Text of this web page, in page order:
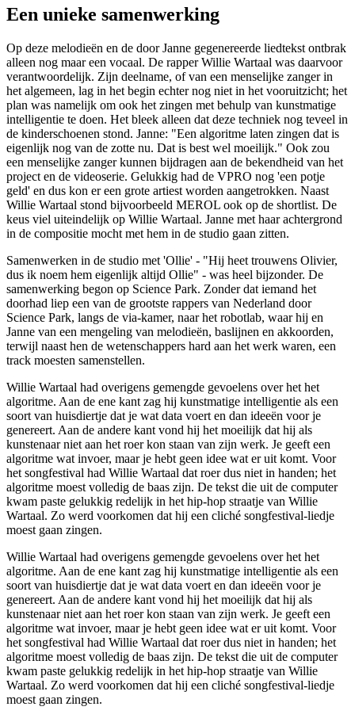
Een unieke samenwerking
Op deze melodieën en de door Janne gegenereerde liedtekst ontbrak
alleen nog maar een vocaal. De rapper Willie Wartaal was daarvoor
verantwoordelijk. Zijn deelname, of van een menselijke zanger in
het algemeen, lag in het begin echter nog niet in het vooruitzicht; het
plan was namelijk om ook het zingen met behulp van kunstmatige
intelligentie te doen. Het bleek alleen dat deze techniek nog teveel in
de kinderschoenen stond. Janne: "Een algoritme laten zingen dat is
eigenlijk nog van de zotte nu. Dat is best wel moeilijk." Ook zou
een menselijke zanger kunnen bijdragen aan de bekendheid van het
project en de videoserie. Gelukkig had de VPRO nog 'een potje
geld' en dus kon er een grote artiest worden aangetrokken. Naast
Willie Wartaal stond bijvoorbeeld MEROL ook op de shortlist. De
keus viel uiteindelijk op Willie Wartaal. Janne met haar achtergrond
in de compositie mocht met hem in de studio gaan zitten.
Samenwerken in de studio met 'Ollie' - "Hij heet trouwens Olivier,
dus ik noem hem eigenlijk altijd Ollie" - was heel bijzonder. De
samenwerking begon op Science Park. Zonder dat iemand het
doorhad liep een van de grootste rappers van Nederland door
Science Park, langs de via-kamer, naar het robotlab, waar hij en
Janne van een mengeling van melodieën, baslijnen en akkoorden,
terwijl naast hen de wetenschappers hard aan het werk waren, een
track moesten samenstellen.
Willie Wartaal had overigens gemengde gevoelens over het het
algoritme. Aan de ene kant zag hij kunstmatige intelligentie als een
soort van huisdiertje dat je wat data voert en dan ideeën voor je
genereert. Aan de andere kant vond hij het moeilijk dat hij als
kunstenaar niet aan het roer kon staan van zijn werk. Je geeft een
algoritme wat invoer, maar je hebt geen idee wat er uit komt. Voor
het songfestival had Willie Wartaal dat roer dus niet in handen; het
algoritme moest volledig de baas zijn. De tekst die uit de computer
kwam paste gelukkig redelijk in het hip-hop straatje van Willie
Wartaal. Zo werd voorkomen dat hij een cliché songfestival-liedje
moest gaan zingen.
Willie Wartaal had overigens gemengde gevoelens over het het
algoritme. Aan de ene kant zag hij kunstmatige intelligentie als een
soort van huisdiertje dat je wat data voert en dan ideeën voor je
genereert. Aan de andere kant vond hij het moeilijk dat hij als
kunstenaar niet aan het roer kon staan van zijn werk. Je geeft een
algoritme wat invoer, maar je hebt geen idee wat er uit komt. Voor
het songfestival had Willie Wartaal dat roer dus niet in handen; het
algoritme moest volledig de baas zijn. De tekst die uit de computer
kwam paste gelukkig redelijk in het hip-hop straatje van Willie
Wartaal. Zo werd voorkomen dat hij een cliché songfestival-liedje
moest gaan zingen.